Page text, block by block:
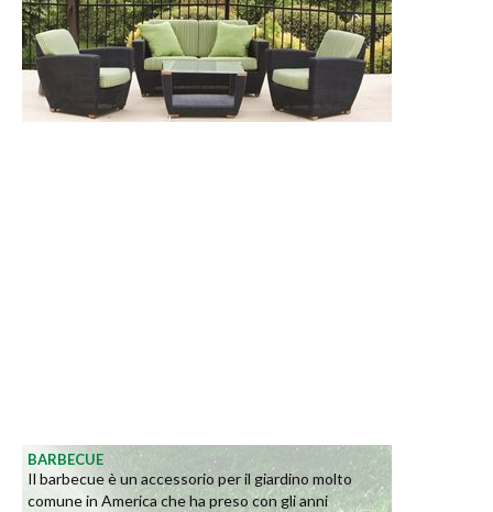
BARBECUE
Il barbecue è un accessorio per il giardino molto
comune in America che ha preso con gli anni